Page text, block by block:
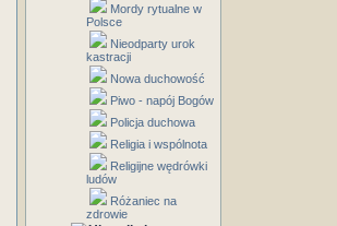
Mordy rytualne w
Polsce
Nieodparty urok
kastracji
Nowa duchowość
Piwo - napój Bogów
Policja duchowa
Religia i wspólnota
Religijne wędrówki
ludów
Różaniec na
zdrowie